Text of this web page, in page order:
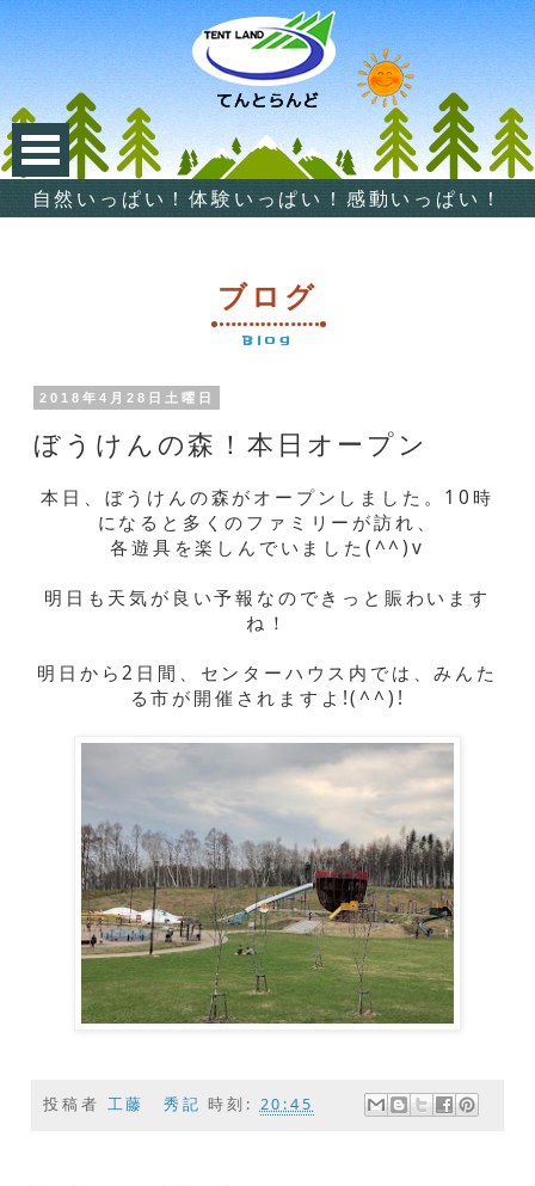
自然いっぱい！体験いっぱい！感動いっぱい！
ブログ
Blog
2018年4月28日土曜日
ぼうけんの森！本日オープン
本日、ぼうけんの森がオープンしました。10時
になると多くのファミリーが訪れ、
各遊具を楽しんでいました(^^)v
明日も天気が良い予報なのできっと賑わいます
ね！
明日から2日間、センターハウス内では、みんた
る市が開催されますよ!(^^)!
投稿者 工藤 秀記 時刻: 20:45